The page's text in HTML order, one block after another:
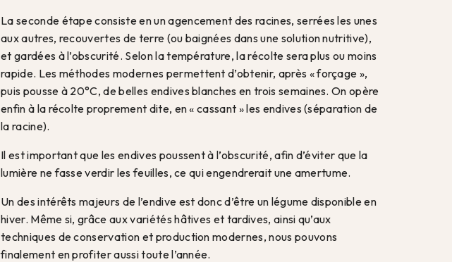
La seconde étape consiste en un agencement des racines, serrées les unes
aux autres, recouvertes de terre (ou baignées dans une solution nutritive),
et gardées à l’obscurité. Selon la température, la récolte sera plus ou moins
rapide. Les méthodes modernes permettent d’obtenir, après « forçage »,
puis pousse à 20°C, de belles endives blanches en trois semaines. On opère
enfin à la récolte proprement dite, en « cassant » les endives (séparation de
la racine).
Il est important que les endives poussent à l’obscurité, afin d’éviter que la
lumière ne fasse verdir les feuilles, ce qui engendrerait une amertume.
Un des intérêts majeurs de l’endive est donc d’être un légume disponible en
hiver. Même si, grâce aux variétés hâtives et tardives, ainsi qu’aux
techniques de conservation et production modernes, nous pouvons
finalement en profiter aussi toute l’année.